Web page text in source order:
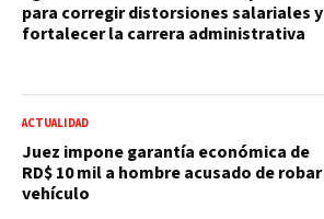
para corregir distorsiones salariales y
fortalecer la carrera administrativa
ACTUALIDAD
Juez impone garantía económica de
RD$ 10 mil a hombre acusado de robar
vehículo